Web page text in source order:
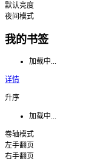
默认亮度
夜间模式
我的书签
加载中...
详情
升序
加载中...
卷轴模式
左手翻页
右手翻页